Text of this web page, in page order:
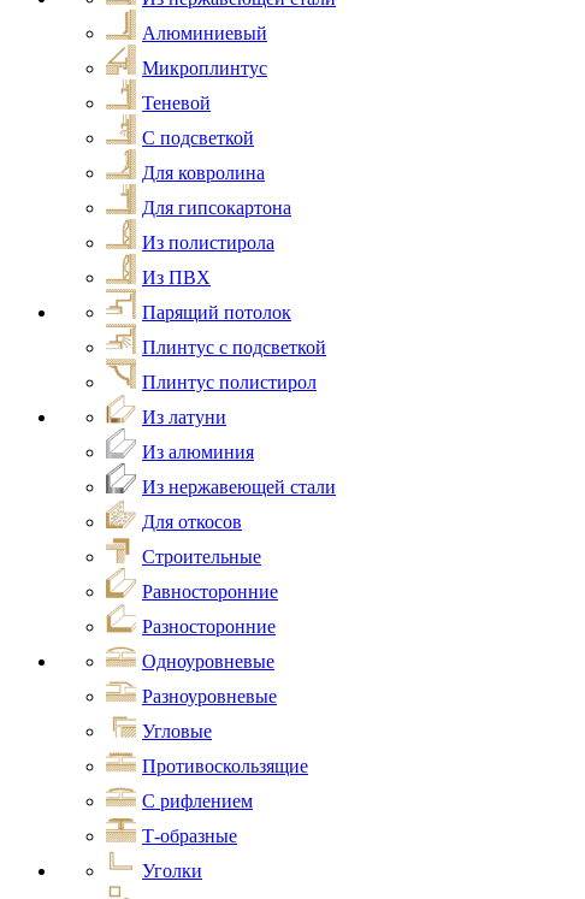
Алюминиевый
Микроплинтус
Теневой
С подсветкой
Для ковролина
Для гипсокартона
Из полистирола
Из ПВХ
Парящий потолок
Плинтус с подсветкой
Плинтус полистирол
Из латуни
Из алюминия
Из нержавеющей стали
Для откосов
Строительные
Равносторонние
Разносторонние
Одноуровневые
Разноуровневые
Угловые
Противоскользящие
С рифлением
Т-образные
Уголки